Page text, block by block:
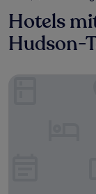
Hotels
Hudson-